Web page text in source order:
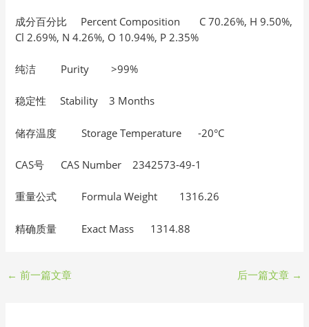
成分百分比 Percent Composition C 70.26%, H 9.50%,
Cl 2.69%, N 4.26%, O 10.94%, P 2.35%
纯洁 Purity >99%
稳定性 Stability 3 Months
储存温度 Storage Temperature -20°C
CAS号 CAS Number 2342573-49-1
重量公式 Formula Weight 1316.26
精确质量 Exact Mass 1314.88
← 前一篇文章 后一篇文章 →